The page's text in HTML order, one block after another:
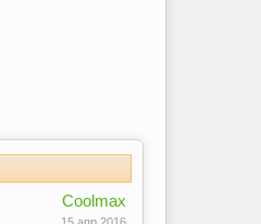
Coolmax